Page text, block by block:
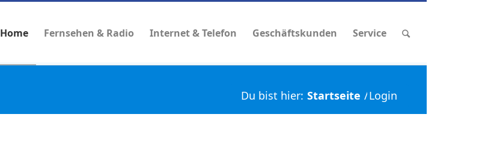
Home Fernsehen & Radio Internet & Telefon Geschäftskunden Service
Du bist hier: Startseite /Login